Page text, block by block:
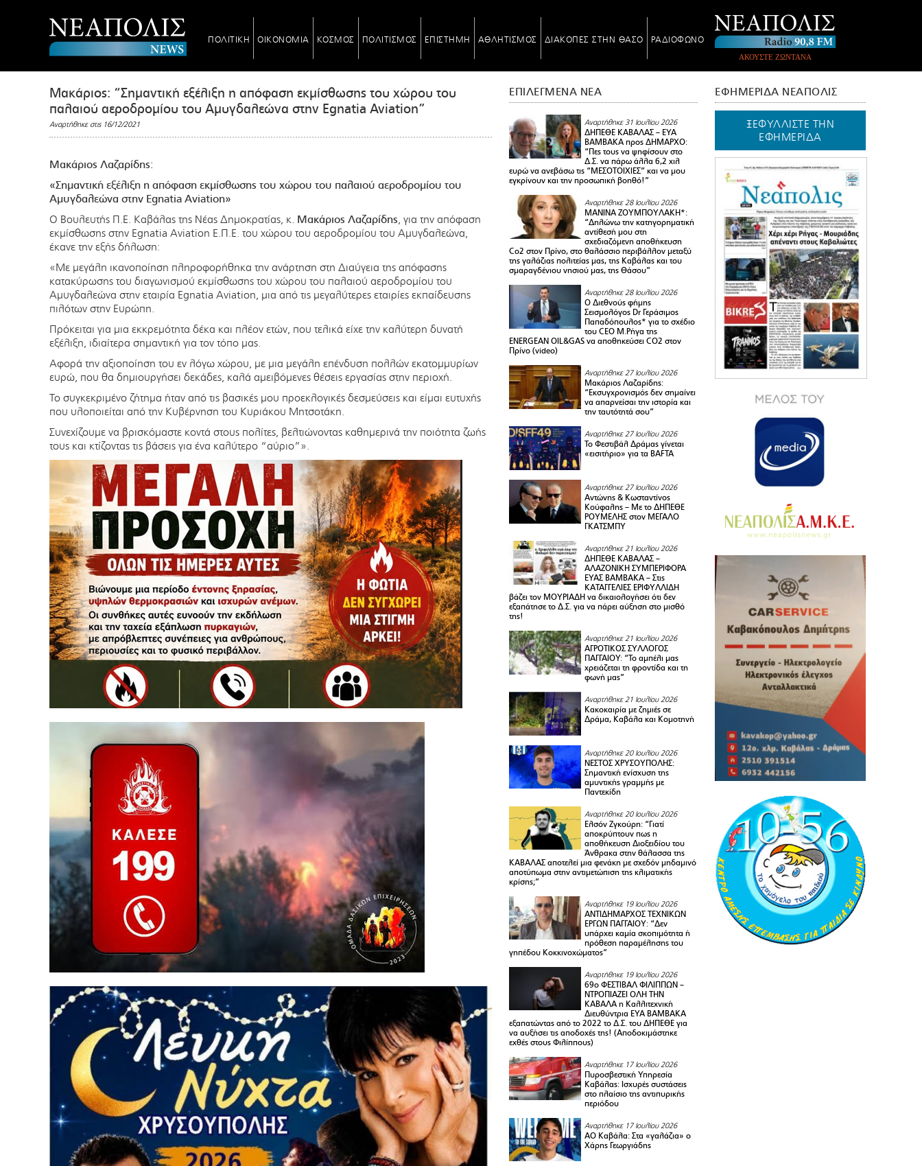
ΠΟΛΙΤΙΚΗ ΟΙΚΟΝΟΜΙΑ ΚΟΣΜΟΣ ΠΟΛΙΤΙΣΜΟΣ ΕΠΙΣΤΗΜΗ ΑΘΛΗΤΙΣΜΟΣ ΔΙΑΚΟΠΕΣ ΣΤΗΝ ΘΑΣΟ ΡΑΔΙΟΦΩΝΟ
ΑΚΟΥΣΤΕ ΖΩΝΤΑΝΑ
Μακάριος: “Σημαντική εξέλιξη η απόφαση εκμίσθωσης του χώρου του
παλαιού αεροδρομίου του Αμυγδαλεώνα στην Egnatia Aviation”
Αναρτήθηκε στις 16/12/2021
Μακάριος Λαζαρίδης:
«Σημαντική εξέλιξη η απόφαση εκμίσθωσης του χώρου του παλαιού αεροδρομίου του
Αμυγδαλεώνα στην Egnatia Aviation»
Ο Βουλευτής Π.Ε. Καβάλας της Νέας Δημοκρατίας, κ. Μακάριος Λαζαρίδης, για την απόφαση
εκμίσθωσης στην Egnatia Aviation Ε.Π.Ε. του χώρου του αεροδρομίου του Αμυγδαλεώνα,
έκανε την εξής δήλωση:
«Με μεγάλη ικανοποίηση πληροφορήθηκα την ανάρτηση στη Διαύγεια της απόφασης
κατακύρωσης του διαγωνισμού εκμίσθωσης του χώρου του παλαιού αεροδρομίου του
Αμυγδαλεώνα στην εταιρία Egnatia Aviation, μια από τις μεγαλύτερες εταιρίες εκπαίδευσης
πιλότων στην Ευρώπη.
Πρόκειται για μια εκκρεμότητα δέκα και πλέον ετών, που τελικά είχε την καλύτερη δυνατή
εξέλιξη, ιδιαίτερα σημαντική για τον τόπο μας.
Αφορά την αξιοποίηση του εν λόγω χώρου, με μια μεγάλη επένδυση πολλών εκατομμυρίων
ευρώ, που θα δημιουργήσει δεκάδες, καλά αμειβόμενες θέσεις εργασίας στην περιοχή.
Το συγκεκριμένο ζήτημα ήταν από τις βασικές μου προεκλογικές δεσμεύσεις και είμαι ευτυχής
που υλοποιείται από την Κυβέρνηση του Κυριάκου Μητσοτάκη.
Συνεχίζουμε να βρισκόμαστε κοντά στους πολίτες, βελτιώνοντας καθημερινά την ποιότητα ζωής
τους και κτίζοντας τις βάσεις για ένα καλύτερο “αύριο”».
ΕΠΙΛΕΓΜΕΝΑ ΝΕΑ
Αναρτήθηκε 31 Ιουλίου 2026
ΔΗΠΕΘΕ ΚΑΒΑΛΑΣ – ΕΥΑ
ΒΑΜΒΑΚΑ προς ΔΗΜΑΡΧΟ:
“Πες τους να ψηφίσουν στο
Δ.Σ. να πάρω άλλα 6,2 χιλ
ευρώ να ανεβάσω τις “ΜΕΣΟΤΟΙΧΙΕΣ” και να μου
εγκρίνουν και την προσωπική βοηθό!”
Αναρτήθηκε 28 Ιουλίου 2026
ΜΑΝΙΝΑ ΖΟΥΜΠΟΥΛΑΚΗ*:
“Δηλώνω την κατηγορηματική
αντίθεσή μου στη
σχεδιαζόμενη αποθήκευση
Co2 στον Πρίνο, στο θαλάσσιο περιβάλλον μεταξύ
της γαλάζιας πολιτείας μας, της Καβάλας και του
σμαραγδένιου νησιού μας, της Θάσου”
Αναρτήθηκε 28 Ιουλίου 2026
Ο Διεθνούς φήμης
Σεισμολόγος Dr Γεράσιμος
Παπαδόπουλος* για το σχέδιο
του CEO M.Ρήγα της
ENERGEAN OIL&GAS να αποθηκεύσει CO2 στον
Πρίνο (video)
Αναρτήθηκε 27 Ιουλίου 2026
Μακάριος Λαζαρίδης:
“Εκσυγχρονισμός δεν σημαίνει
να απαρνείσαι την ιστορία και
την ταυτότητά σου”
Αναρτήθηκε 27 Ιουλίου 2026
Το Φεστιβάλ Δράμας γίνεται
«εισιτήριο» για τα BAFTA
Αναρτήθηκε 27 Ιουλίου 2026
Αντώνης & Κωσταντίνος
Κούφαλης – Με το ΔΗΠΕΘΕ
ΡΟΥΜΕΛΗΣ στον ΜΕΓΑΛΟ
ΓΚΑΤΣΜΠΥ
Αναρτήθηκε 21 Ιουλίου 2026
ΔΗΠΕΘΕ ΚΑΒΑΛΑΣ –
ΑΛΑΖΟΝΙΚΗ ΣΥΜΠΕΡΙΦΟΡΑ
ΕΥΑΣ ΒΑΜΒΑΚΑ – Στις
ΚΑΤΑΓΓΕΛΙΕΣ ΕΡΙΦΥΛΛΙΔΗ
βάζει τον ΜΟΥΡΙΑΔΗ να δικαιολογήσει ότι δεν
εξαπάτησε το Δ.Σ. για να πάρει αύξηση στο μισθό
της!
Αναρτήθηκε 21 Ιουλίου 2026
ΑΓΡΟΤΙΚΟΣ ΣΥΛΛΟΓΟΣ
ΠΑΓΓΑΙΟY: “Το αμπέλι μας
χρειάζεται τη φροντίδα και τη
φωνή μας”
Αναρτήθηκε 21 Ιουλίου 2026
Κακοκαιρία με ζημιές σε
Δράμα, Καβάλα και Κομοτηνή
Αναρτήθηκε 20 Ιουλίου 2026
ΝΕΣΤΟΣ ΧΡΥΣΟΥΠΟΛΗΣ:
Σημαντική ενίσχυση της
αμυντικής γραμμής με
Παντεκίδη
Αναρτήθηκε 20 Ιουλίου 2026
Ελσόν Ζγκούρη: “Γιατί
αποκρύπτουν πως η
αποθήκευση Διοξειδίου του
Άνθρακα στην θάλασσα της
ΚΑΒΑΛΑΣ αποτελεί μια φενάκη με σχεδόν μηδαμινό
αποτύπωμα στην αντιμετώπιση της κλιματικής
κρίσης;”
Αναρτήθηκε 19 Ιουλίου 2026
ΑΝΤΙΔΗΜΑΡΧΟΣ ΤΕΧΝΙΚΩΝ
ΕΡΓΩΝ ΠΑΓΓΑΙΟΥ: “Δεν
υπάρχει καμία σκοπιμότητα ή
πρόθεση παραμέλησης του
γηπέδου Κοκκινοχώματος”
Αναρτήθηκε 19 Ιουλίου 2026
69ο ΦΕΣΤΙΒΑΛ ΦΙΛΙΠΠΩΝ –
ΝΤΡΟΠΙΑΖΕΙ ΟΛΗ ΤΗΝ
ΚΑΒΑΛΑ η Καλλιτεχνική
Διευθύντρια ΕΥΑ ΒΑΜΒΑΚΑ
εξαπατώντας από το 2022 το Δ.Σ. του ΔΗΠΕΘΕ για
να αυξήσει τις αποδοχές της! (Αποδοκιμάστηκε
εχθές στους Φιλίππους)
Αναρτήθηκε 17 Ιουλίου 2026
Πυροσβεστική Υπηρεσία
Καβάλας: Ισχυρές συστάσεις
στο πλαίσιο της αντιπυρικής
περιόδου
Αναρτήθηκε 17 Ιουλίου 2026
ΑΟ Καβάλα: Στα «γαλάζια» ο
Χάρης Γεωργιάδης
ΕΦΗΜΕΡΙΔΑ ΝΕΑΠΟΛΙΣ
ΞΕΦΥΛΛΙΣΤΕ ΤΗΝ
ΕΦΗΜΕΡΙΔΑ